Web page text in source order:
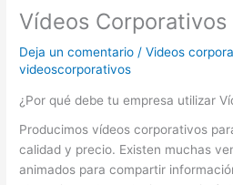
Vídeos Corporativos
Deja un comentario /Videos
videoscorporativos
¿Por qué debe tu empresa utilizar
Producimos vídeos corporativos
calidad y precio. Existen muchas
animados para compartir